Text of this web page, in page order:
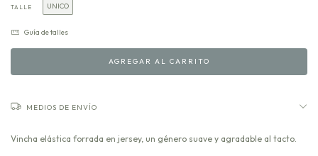
TALLE UNICO
Guía de talles
MEDIOS DE ENVÍO
Vincha elástica forrada en jersey, un género suave y agradable al tacto.